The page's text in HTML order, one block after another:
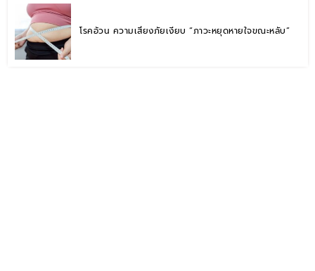
โรคอ้วน ความเสี่ยงภัยเงียบ “ภาวะหยุดหายใจขณะหลับ”